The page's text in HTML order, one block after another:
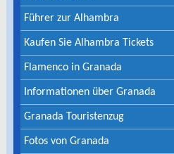
Führer zur Alhambra
Kaufen Sie Alhambra Tickets
Flamenco in Granada
Informationen über Granada
Granada Touristenzug
Fotos von Granada